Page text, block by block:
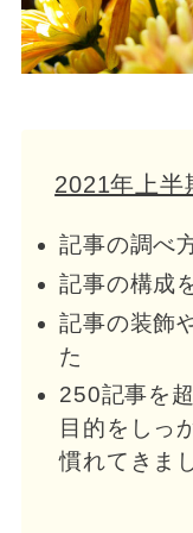
2021年上半
記事の調べ
記事の構成
記事の装飾
た
250記事を
目的をしっ
慣れてきま